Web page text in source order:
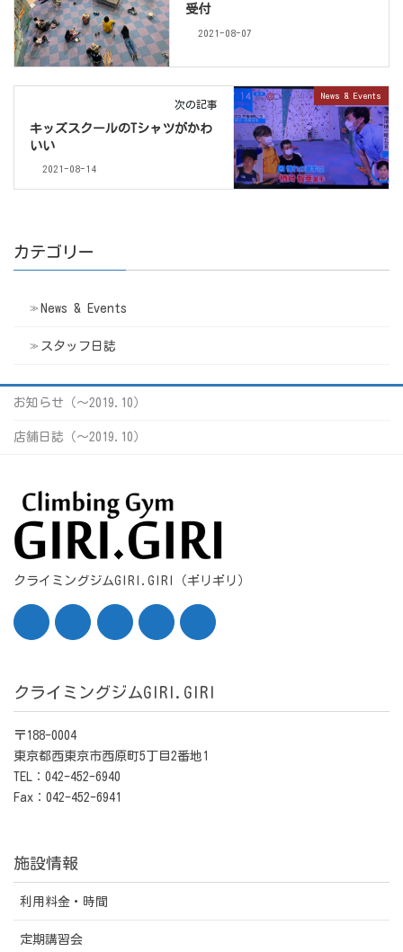
受付
2021-08-07
News & Events
次の記事
キッズスクールのTシャツがかわ
いい
2021-08-14
カテゴリー
News & Events
スタッフ日誌
お知らせ（〜2019.10）
店舗日誌（〜2019.10）
クライミングジムGIRI.GIRI（ギリギリ）
クライミングジムGIRI.GIRI
〒188-0004
東京都西東京市西原町5丁目2番地1
TEL：042-452-6940
Fax：042-452-6941
施設情報
利用料金・時間
定期講習会